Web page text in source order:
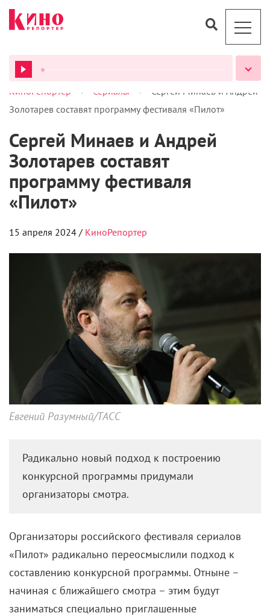
ВСЕ ПОДКАСТЫ
КиноРепортер > Сериалы >
Сергей Минаев и Андрей
Золотарев составят программу фестиваля «Пилот»
Сергей Минаев и Андрей
Золотарев составят
программу фестиваля
«Пилот»
15 апреля 2024 / КиноРепортер
Евгений Разумный/ТАСС
Радикально новый подход к построению
конкурсной программы придумали
организаторы смотра.
Организаторы российского фестиваля сериалов
«Пилот» радикально переосмыслили подход к
составлению конкурсной программы. Отныне –
начиная с ближайшего смотра – этим будут
заниматься специально приглашенные